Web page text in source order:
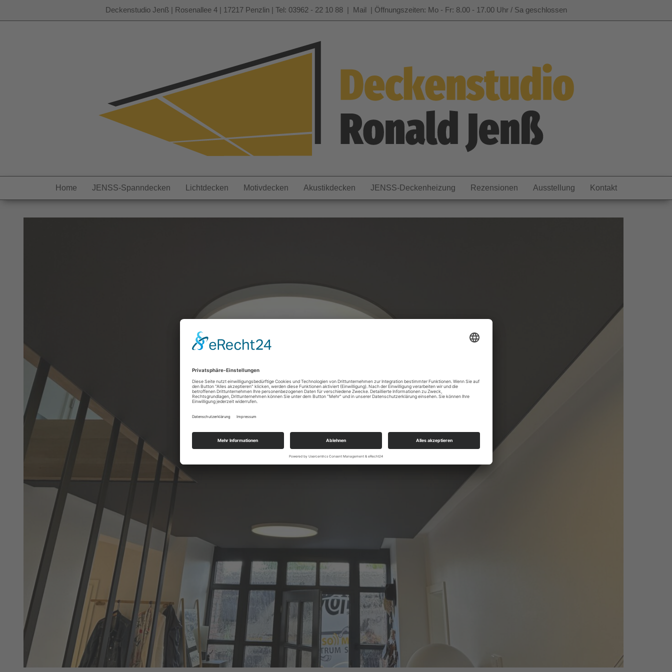
Deckenstudio Jenß | Rosenallee 4 | 17217 Penzlin | Tel: 03962 - 22 10 88 | Mail | Öffnungszeiten: Mo - Fr: 8.00 - 17.00 Uhr / Sa geschlossen
Home JENSS-Spanndecken Lichtdecken Motivdecken Akustikdecken JENSS-Deckenheizung Rezensionen Ausstellung Kontakt